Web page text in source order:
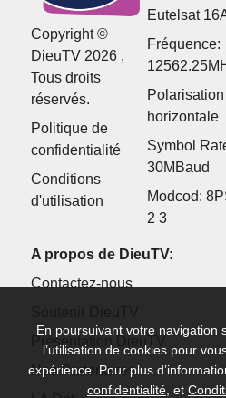
Copyright ©
DieuTV 2026 ,
Tous droits
réservés.
Politique de
confidentialité
Conditions
d'utilisation
Eutelsat
Fréquence:
Polarisation
horizontale
Symbol
30MBaud
Modcod:
2 3
A propos de DieuTV:
Contactez-nous
Présentation DieuTV
Nos Partenaires
En poursuivant votre navigation
l’utilisation de cookies pour
expérience. Pour plus
confidentialité , et